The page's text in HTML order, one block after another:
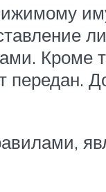
Кроме
передан.